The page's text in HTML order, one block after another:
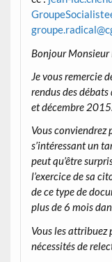
Bonjour Monsieur
Je vous remercie
rendus des
et décembre 2015.
Vous
s’intéressant un
peut qu’être
l’exercice de sa
de ce type de
plus de 6 mois
Vous les attribuez
nécessités de